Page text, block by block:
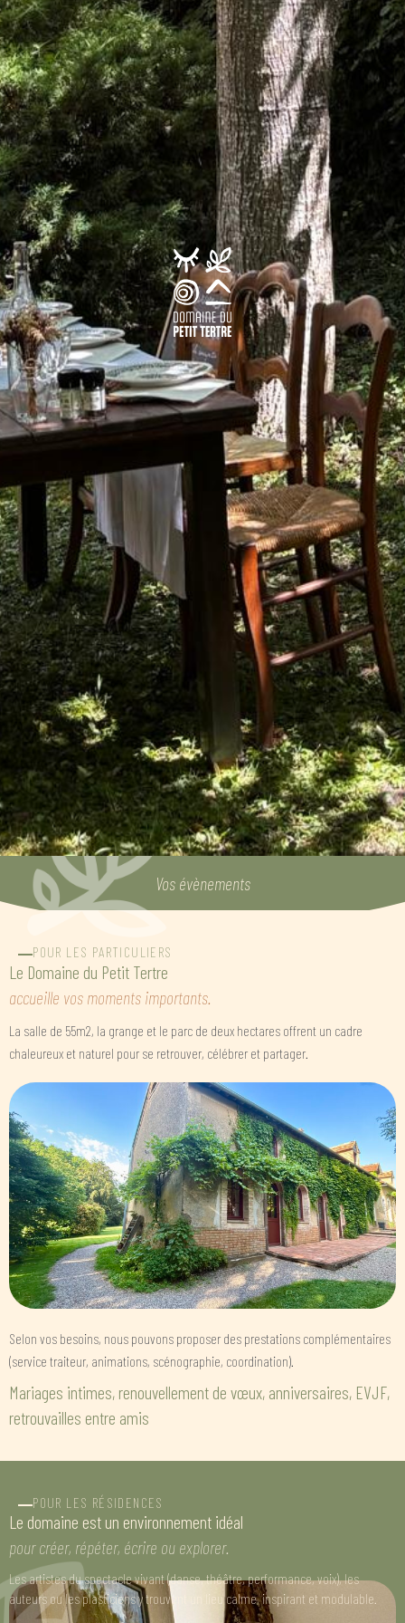
Vos évènements
POUR LES PARTICULIERS
Le Domaine du Petit Tertre
accueille vos moments importants.
La salle de 55m2, la grange et le parc de deux hectares offrent un cadre
chaleureux et naturel pour se retrouver, célébrer et partager.
Selon vos besoins, nous pouvons proposer des prestations complémentaires
(service traiteur, animations, scénographie, coordination).
Mariages intimes, renouvellement de vœux, anniversaires, EVJF,
retrouvailles entre amis
POUR LES RÉSIDENCES
Le domaine est un environnement idéal
pour créer, répéter, écrire ou explorer.
Les artistes du spectacle vivant (danse, théâtre, performance, voix), les
auteurs ou les plasticiens y trouvent un lieu calme, inspirant et modulable.